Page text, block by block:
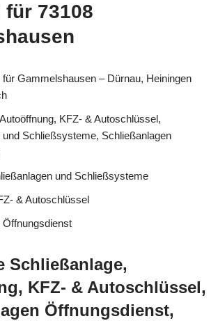
73108
für Gammelshausen – Dürnau, Heiningen
KFZ- & Autoschlüssel,
und Schließsysteme, Schließanlagen
und Schließsysteme
& Autoschlüssel
Schließanlage,
KFZ- & Autoschlüssel,
Öffnungsdienst,